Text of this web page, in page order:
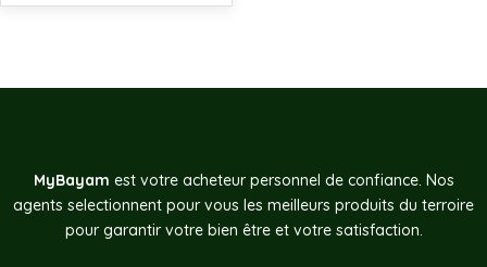
MyBayam est votre acheteur personnel de confiance. Nos
agents selectionnent pour vous les meilleurs produits du terroire
pour garantir votre bien être et votre satisfaction.